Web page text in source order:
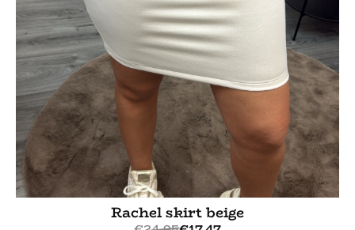
Rachel skirt beige